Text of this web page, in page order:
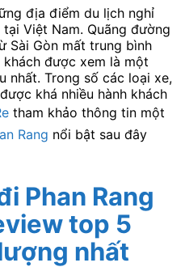
địa điểm du lịch nghỉ
Việt Nam. Quãng đường
Sài Gòn mất trung bình
được xem là một
nhất. Trong số các loại xe,
khá nhiều hành khách
tham khảo thông tin một
Rang nổi bật sau đây
Phan Rang
top 5
nhất